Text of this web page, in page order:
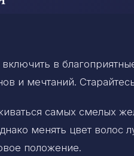
в
и мечтаний.
самых смелых
менять цвет волос
положение.